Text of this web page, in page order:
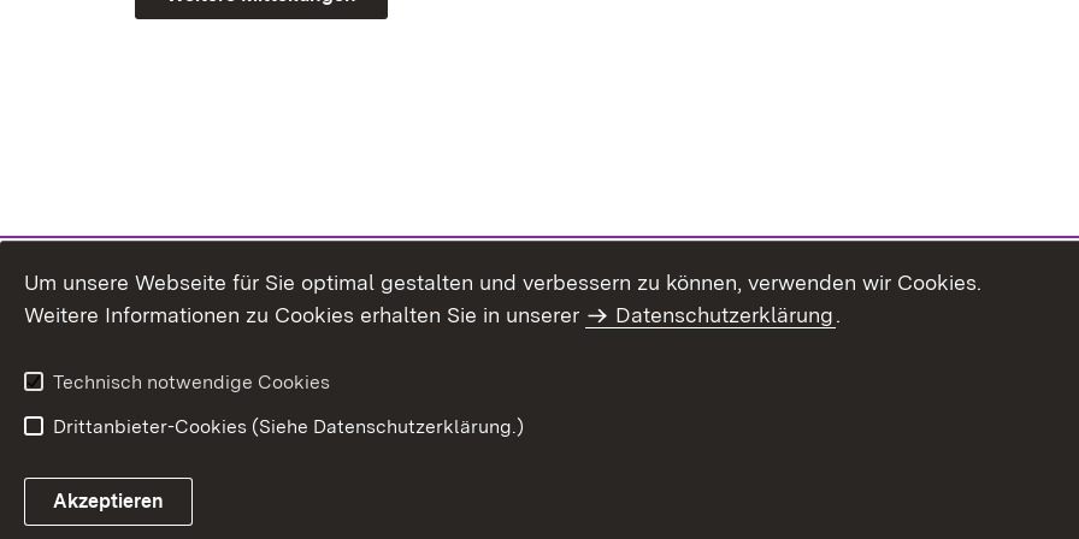
Um unsere Webseite für Sie optimal gestalten und verbessern zu können, verwenden wir Cookies.
Weitere Informationen zu Cookies erhalten Sie in unserer
Datenschutzerklärung.
Technisch notwendige Cookies
Drittanbieter-Cookies (Siehe Datenschutzerklärung.)
Akzeptieren